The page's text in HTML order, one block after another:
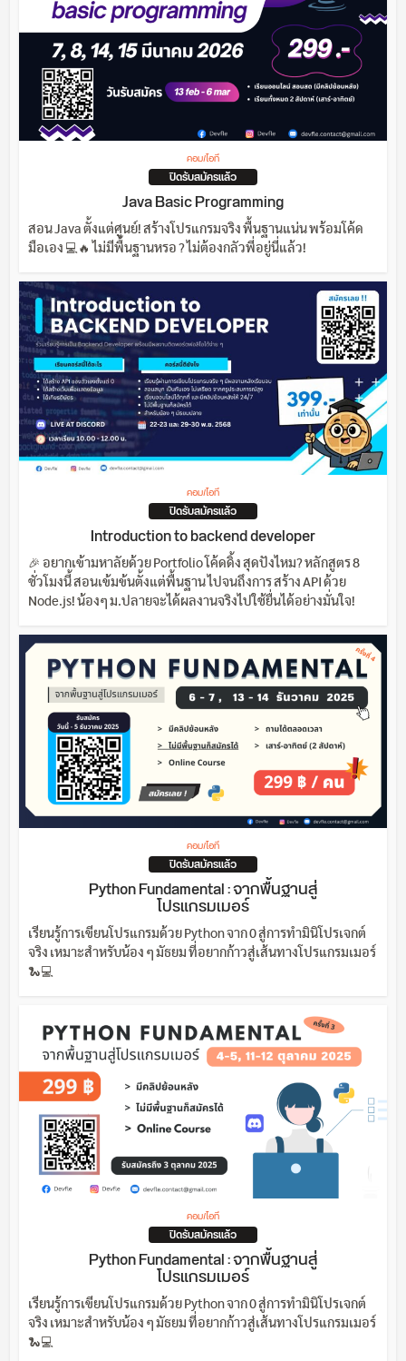
คอม/ไอที
ปิดรับสมัครแล้ว
Java Basic Programming
สอน Java ตั้งแต่ศูนย์! สร้างโปรแกรมจริง พื้นฐานแน่น พร้อมโค้ด
มือเอง 💻🔥 ไม่มีพื้นฐานหรอ ? ไม่ต้องกลัวพี่อยู่นี่แล้ว!
คอม/ไอที
ปิดรับสมัครแล้ว
Introduction to backend developer
🎉 อยากเข้ามหาลัยด้วย Portfolio โค้ดดิ้ง สุดปังไหม? หลักสูตร 8
ชั่วโมงนี้ สอนเข้มข้นตั้งแต่พื้นฐาน ไปจนถึงการ สร้าง API ด้วย
Node.js! น้องๆ ม.ปลายจะได้ผลงานจริงไปใช้ยื่นได้อย่างมั่นใจ!
คอม/ไอที
ปิดรับสมัครแล้ว
Python Fundamental : จากพื้นฐานสู่
โปรแกรมเมอร์
เรียนรู้การเขียนโปรแกรมด้วย Python จาก 0 สู่การทำมินิโปรเจกต์
จริง เหมาะสำหรับน้อง ๆ มัธยม ที่อยากก้าวสู่เส้นทางโปรแกรมเมอร์
🐍💻
คอม/ไอที
ปิดรับสมัครแล้ว
Python Fundamental : จากพื้นฐานสู่
โปรแกรมเมอร์
เรียนรู้การเขียนโปรแกรมด้วย Python จาก 0 สู่การทำมินิโปรเจกต์
จริง เหมาะสำหรับน้อง ๆ มัธยม ที่อยากก้าวสู่เส้นทางโปรแกรมเมอร์
🐍💻